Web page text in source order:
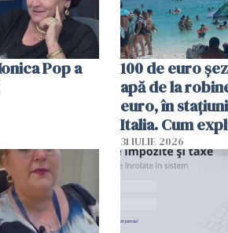
Pop a
100 de euro
apă de la
euro, în
Italia. Cum
autoritățile
31 IULIE 2026